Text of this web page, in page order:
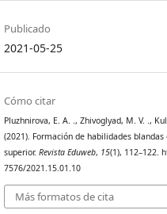
Publicado
2021-05-25
Cómo citar
Pluzhnirova, E. A. ., Zhivoglyad, M. V. .,
(2021). Formación de habilidades
superior.Revista Eduweb, 15(1), 112–122.
7576/2021.15.01.10
Más formatos de cita